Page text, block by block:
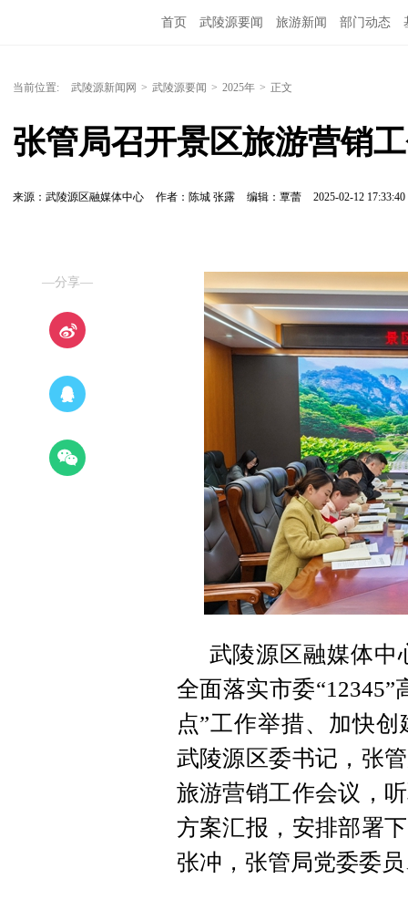
首页 武陵源要闻 旅游新闻 部门动态
当前位置: 武陵源新闻网 > 武陵源要闻 > 2025年 > 正文
张管局召开景区旅游营销
来源：​武陵源区融媒体中心 作者：陈城 张露 编辑：覃蕾 2025-02-12 17:33:40
—分享—
武陵源区融媒体中
全面落实市委
点”工作举措、加快
武陵源区委书记，张
旅游营销工作会议，
方案汇报，安排部署
张冲，张管局党委委